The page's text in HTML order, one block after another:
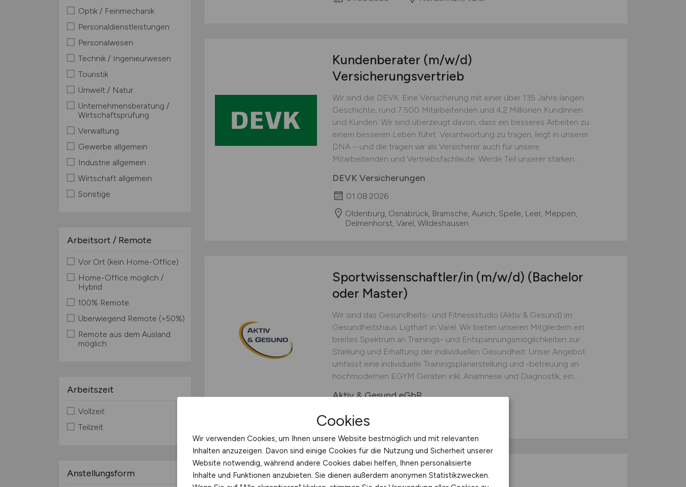
Optik / Feinmechanik
Personaldienstleistungen
Personalwesen
Technik / Ingenieurwesen
Touristik
Umwelt / Natur
Unternehmensberatung /
Wirtschaftsprüfung
Verwaltung
Gewerbe allgemein
Industrie allgemein
Wirtschaft allgemein
Sonstige
Arbeitsort / Remote
Vor Ort (kein Home-Office)
Home-Office möglich /
Hybrid
100% Remote
Überwiegend Remote (>50%)
Remote aus dem Ausland
möglich
Arbeitszeit
Vollzeit
Teilzeit
Anstellungsform
Kundenberater (m/w/d)
Versicherungsvertrieb
Wir sind die DEVK. Eine Versicherung mit einer über 135 Jahre langen
Geschichte, rund 7.500 Mitarbeitenden und 4,2 Millionen Kundinnen
und Kunden. Wir sind überzeugt davon, dass ein besseres Arbeiten zu
einem besseren Leben führt. Verantwortung zu tragen, liegt in unserer
DNA – und die tragen wir als Versicherer auch für unsere
Mitarbeitenden und Vertriebsfachleute. Werde Teil unserer starken...
DEVK Versicherungen
01.08.2026
Oldenburg, Osnabrück, Bramsche, Aurich, Spelle, Leer, Meppen,
Delmenhorst, Varel, Wildeshausen
Sportwissenschaftler/in (m/w/d) (Bachelor
oder Master)
Wir sind das Gesundheits- und Fitnessstudio (Aktiv & Gesund) im
Gesundheitshaus Ligthart in Varel. Wir bieten unseren Mitgliedern ein
breites Spektrum an Trainings- und Entspannungsmöglichkeiten zur
Stärkung und Erhaltung der individuellen Gesundheit. Unser Angebot
umfasst eine individuelle Trainingsplanerstellung und -betreuung an
hochmodernen EGYM Geräten inkl. Anamnese und Diagnostik, ein...
Aktiv & Gesund eGbR
01.08.2026
Physiotherapeut/in(M/W/D)
Cookies
Wir verwenden Cookies, um Ihnen unsere Website bestmöglich und mit relevanten
Inhalten anzuzeigen. Davon sind einige Cookies für die Nutzung und Sicherheit unserer
Website notwendig, während andere Cookies dabei helfen, Ihnen personalisierte
Inhalte und Funktionen anzubieten. Sie dienen außerdem anonymen Statistikzwecken.